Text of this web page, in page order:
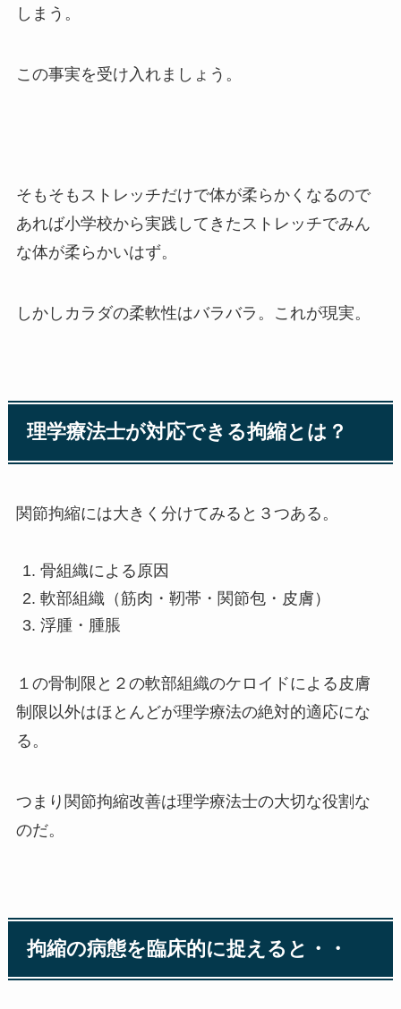
しまう。
この事実を受け入れましょう。
そもそもストレッチだけで体が柔らかくなるので
あれば小学校から実践してきたストレッチでみん
な体が柔らかいはず。
しかしカラダの柔軟性はバラバラ。これが現実。
理学療法士が対応できる拘縮とは？
関節拘縮には大きく分けてみると３つある。
骨組織による原因
軟部組織（筋肉・靭帯・関節包・皮膚）
浮腫・腫脹
１の骨制限と２の軟部組織のケロイドによる皮膚
制限以外はほとんどが理学療法の絶対的適応にな
る。
つまり関節拘縮改善は理学療法士の大切な役割な
のだ。
拘縮の病態を臨床的に捉えると・・